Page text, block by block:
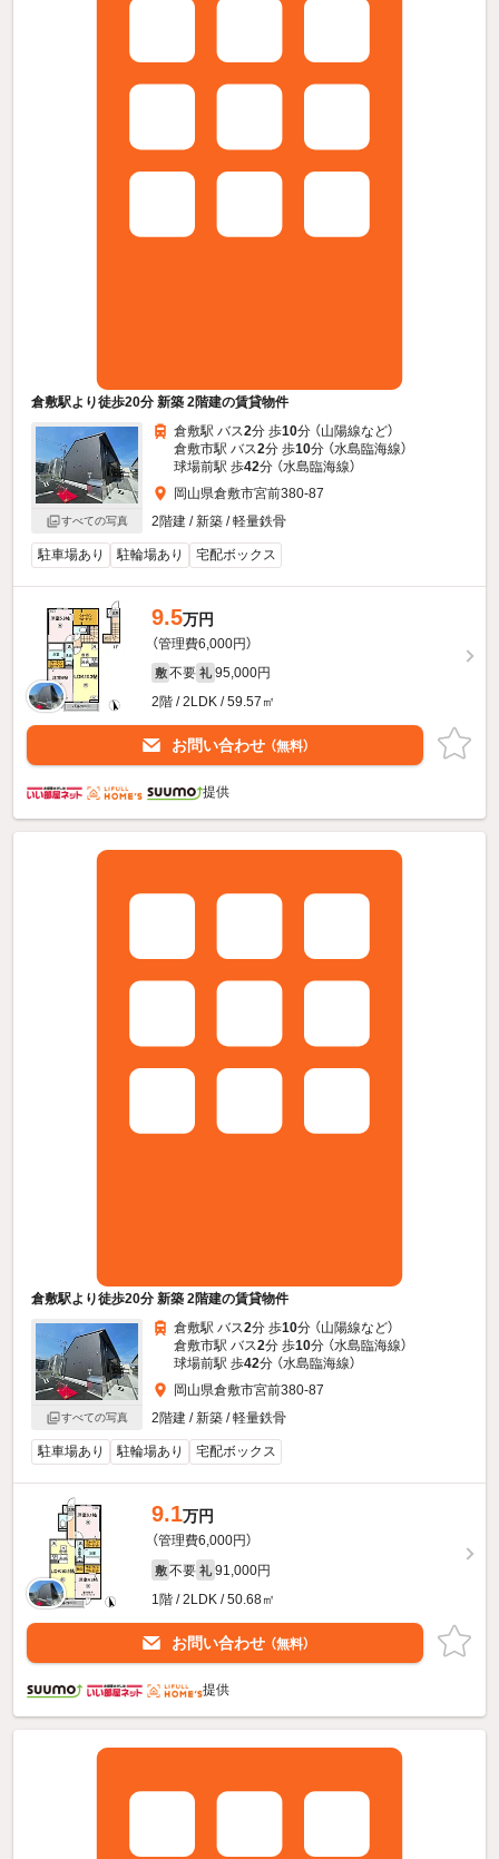
倉敷駅より徒歩20分 新築 2階建の賃貸物件
すべての写真
倉敷駅 バス2分 歩10分 （山陽線など）
倉敷市駅 バス2分 歩10分 （水島臨海線）
球場前駅 歩42分 （水島臨海線）
岡山県倉敷市宮前380-87
2階建 / 新築 / 軽量鉄骨
駐車場あり 駐輪場あり 宅配ボックス
9.5万円
（管理費6,000円）
敷 不要 礼 95,000円
2階 / 2LDK / 59.57㎡
お問い合わせ （無料）
提供
倉敷駅より徒歩20分 新築 2階建の賃貸物件
すべての写真
倉敷駅 バス2分 歩10分 （山陽線など）
倉敷市駅 バス2分 歩10分 （水島臨海線）
球場前駅 歩42分 （水島臨海線）
岡山県倉敷市宮前380-87
2階建 / 新築 / 軽量鉄骨
駐車場あり 駐輪場あり 宅配ボックス
9.1万円
（管理費6,000円）
敷 不要 礼 91,000円
1階 / 2LDK / 50.68㎡
お問い合わせ （無料）
提供